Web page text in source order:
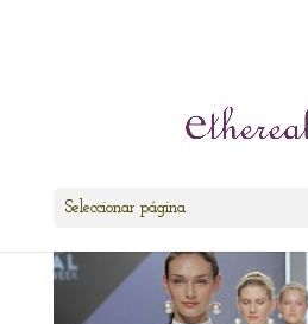
Seleccionar página